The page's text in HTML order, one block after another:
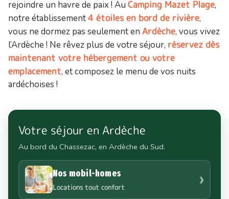
rejoindre un havre de paix ! Au Camping Mazet Plage,
notre établissement4 étoiles en bord de rivière,
vous ne dormez pas seulement en Ardèche, vous vivez
l’Ardèche ! Ne rêvez plus de votre séjour, réservez dès
maintenant votre hébergement ou votre
emplacement, et composez le menu de vos nuits
ardéchoises !
Votre séjour en Ardèche
Au bord du Chassezac, en Ardèche du Sud.
Nos mobil-homes
Locations tout confort ›